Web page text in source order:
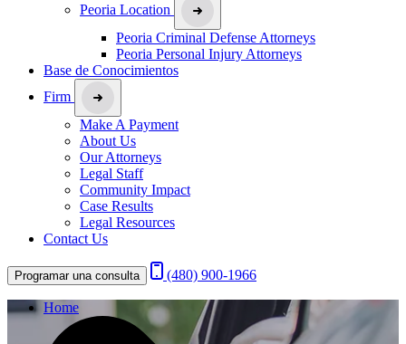
Peoria Location
Peoria Criminal Defense Attorneys
Peoria Personal Injury Attorneys
Base de Conocimientos
Firm
Make A Payment
About Us
Our Attorneys
Legal Staff
Community Impact
Case Results
Legal Resources
Contact Us
Programar una consulta (480) 900-1966
Home